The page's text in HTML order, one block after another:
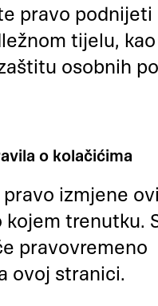
pravo podnijeti
tijelu,
osobnih
o kolačićima
izmjene
kojem trenutku.
pravovremeno
ovoj stranici.